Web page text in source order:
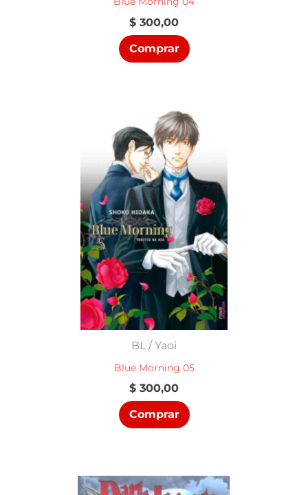
$ 300,00
Comprar
BL / Yaoi
Blue Morning 05
$ 300,00
Comprar